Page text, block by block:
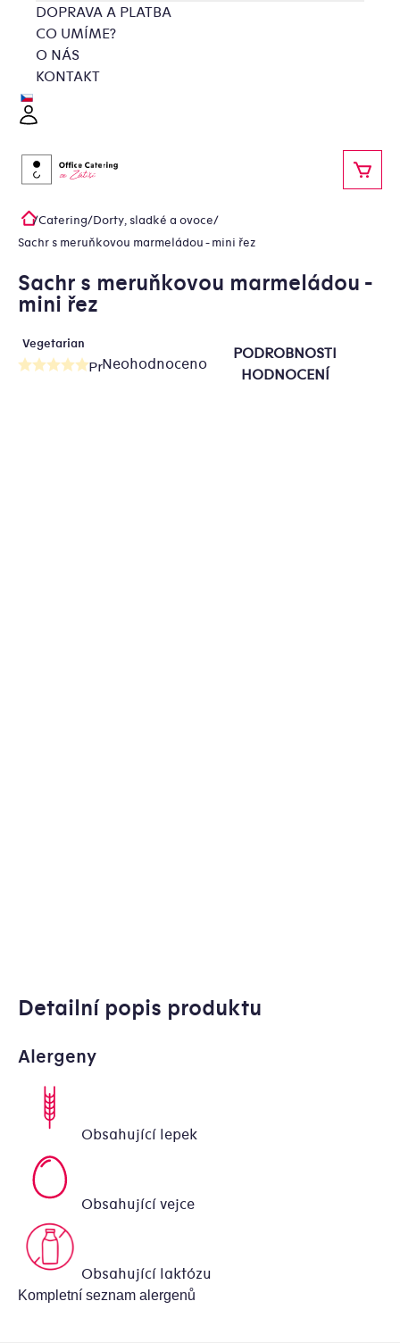
obsah
DOPRAVA A PLATBA
CO UMÍME?
O NÁS
KONTAKT
Domů
/Catering/Dorty, sladké a ovoce/
Sachr s meruňkovou marmeládou - mini řez
Sachr s meruňkovou marmeládou -
mini řez
Vegetarian
Průměrné
Neohodnoceno
PODROBNOSTI
HODNOCENÍ
Detailní popis produktu
Alergeny
Obsahující lepek
Obsahující vejce
Obsahující laktózu
Kompletní seznam alergenů